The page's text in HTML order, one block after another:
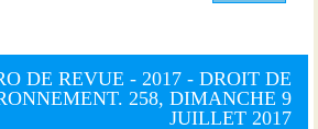
DE REVUE - 2017 - DROIT DE
258, DIMANCHE 9
JUILLET 2017